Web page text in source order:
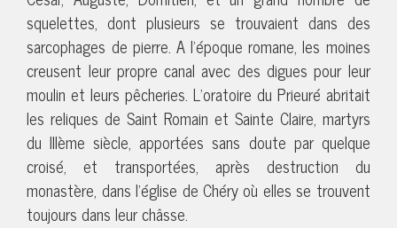
squelettes, dont plusieurs se trouvaient dans des
sarcophages de pierre. A l’époque romane, les moines
creusent leur propre canal avec des digues pour leur
moulin et leurs pêcheries. L’oratoire du Prieuré abritait
les reliques de Saint Romain et Sainte Claire, martyrs
du IIIème siècle, apportées sans doute par quelque
croisé, et transportées, après destruction du
monastère, dans l’église de Chéry où elles se trouvent
toujours dans leur châsse.